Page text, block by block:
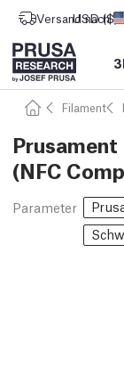
Versand nach
USD ($)
Filament
(NFC
Parameter